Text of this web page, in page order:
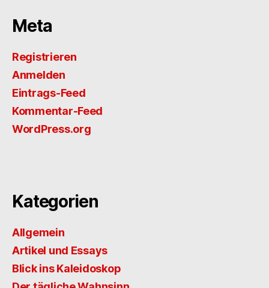
Meta
Registrieren
Anmelden
Eintrags-Feed
Kommentar-Feed
WordPress.org
Kategorien
Allgemein
Artikel und Essays
Blick ins Kaleidoskop